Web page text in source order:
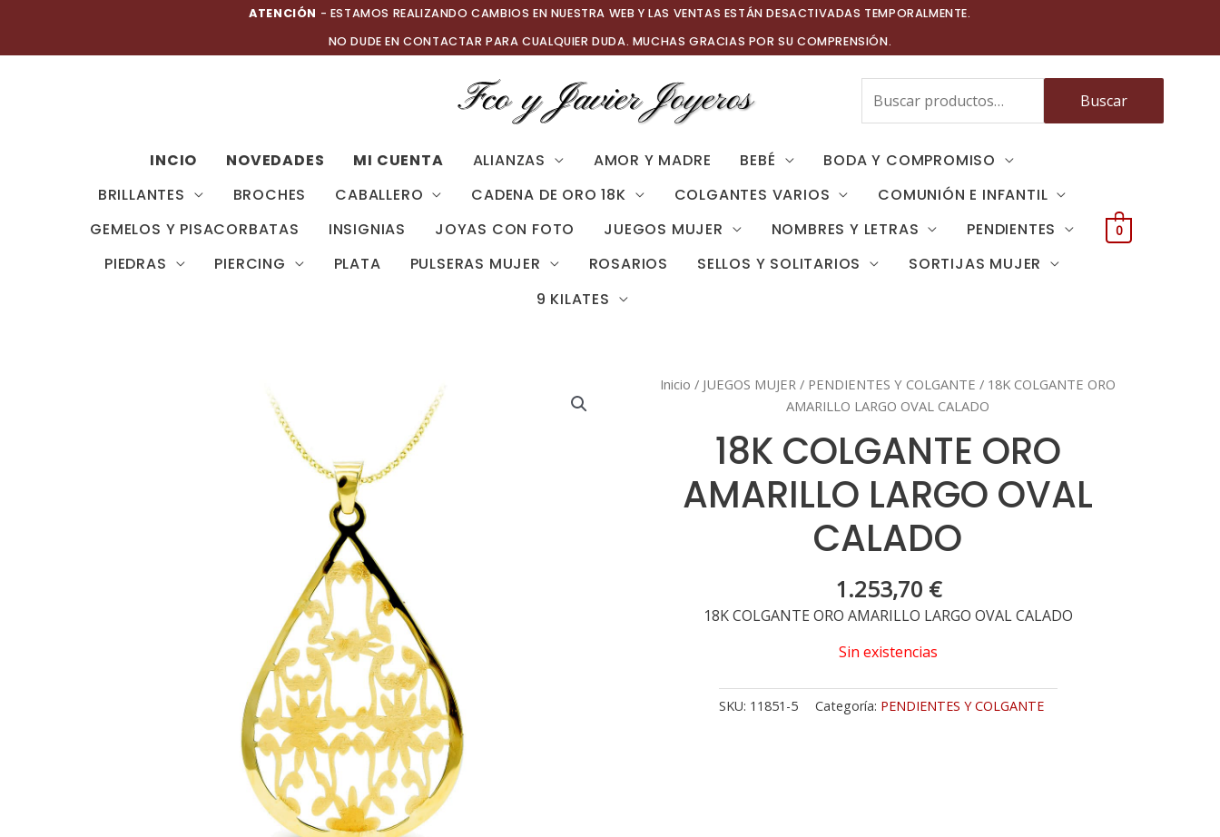
contenido
ATENCIÓN - ESTAMOS REALIZANDO CAMBIOS EN NUESTRA WEB Y LAS VENTAS ESTÁN DESACTIVADAS TEMPORALMENTE.
NO DUDE EN CONTACTAR PARA CUALQUIER DUDA. MUCHAS GRACIAS POR SU COMPRENSIÓN.
Buscar
por:
Buscar
INCIO NOVEDADES MI CUENTA ALIANZAS AMOR Y MADRE BEBÉ
BODA Y COMPROMISO
BRILLANTES
BROCHES CABALLERO CADENA DE ORO 18K COLGANTES VARIOS
COMUNIÓN E INFANTIL
GEMELOS Y PISACORBATAS
INSIGNIAS JOYAS CON FOTO JUEGOS MUJER NOMBRES Y LETRAS
PENDIENTES
PIEDRAS
PIERCING PLATA PULSERAS MUJER ROSARIOS SELLOS Y SOLITARIOS
SORTIJAS MUJER
9 KILATES
0
Inicio / JUEGOS MUJER / PENDIENTES Y COLGANTE / 18K COLGANTE ORO
AMARILLO LARGO OVAL CALADO
18K COLGANTE ORO
AMARILLO LARGO OVAL
CALADO
1.253,70 €
18K COLGANTE ORO AMARILLO LARGO OVAL CALADO
Sin existencias
SKU: 11851-5 Categoría: PENDIENTES Y COLGANTE